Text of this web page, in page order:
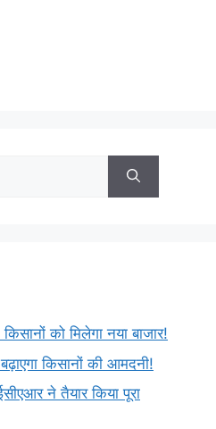
को मिलेगा नया बाजार!
किसानों की आमदनी!
ने तैयार किया पूरा